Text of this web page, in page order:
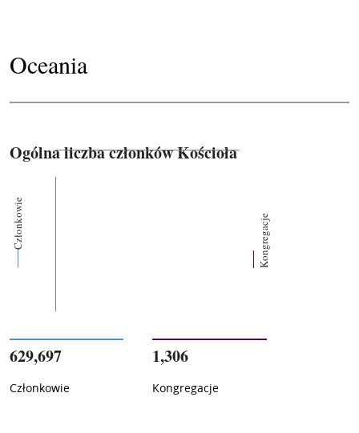
Oceania
Ogólna liczba członków Kościoła
Członkowie Kongregacje
629,697
Członkowie
1,306
Kongregacje